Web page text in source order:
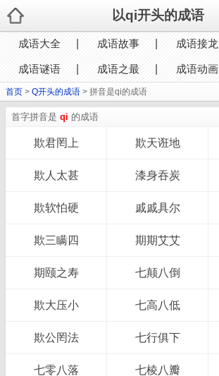
以qi开头的成语
成语大全 成语故事 成语接龙
成语谜语 成语之最 成语动画
首页 > Q开头的成语 > 拼音是qi的成语
首字拼音是 qi 的成语
欺君罔上 欺天诳地
欺人太甚 漆身吞炭
欺软怕硬 戚戚具尔
欺三瞒四 期期艾艾
期颐之寿 七颠八倒
欺大压小 七高八低
欺公罔法 七行俱下
七零八落 七棱八瓣